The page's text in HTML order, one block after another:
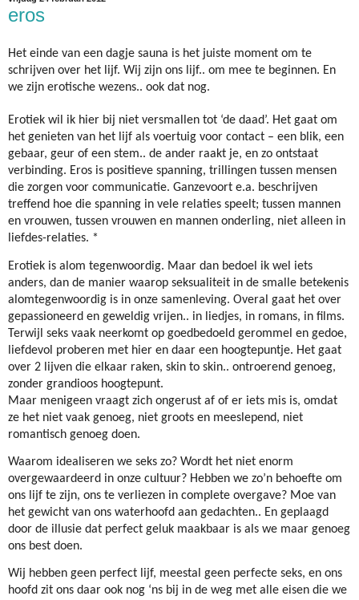
eros
Het einde van een dagje sauna is het juiste moment om te
schrijven over het lijf. Wij zijn ons lijf.. om mee te beginnen. En
we zijn erotische wezens.. ook dat nog.
Erotiek wil ik hier bij niet versmallen tot ‘de daad’. Het gaat om
het genieten van het lijf als voertuig voor contact – een blik, een
gebaar, geur of een stem.. de ander raakt je, en zo ontstaat
verbinding. Eros is positieve spanning, trillingen tussen mensen
die zorgen voor communicatie. Ganzevoort e.a. beschrijven
treffend hoe die spanning in vele relaties speelt; tussen mannen
en vrouwen, tussen vrouwen en mannen onderling, niet alleen in
liefdes-relaties. *
Erotiek is alom tegenwoordig. Maar dan bedoel ik wel iets
anders, dan de manier waarop seksualiteit in de smalle betekenis
alomtegenwoordig is in onze samenleving. Overal gaat het over
gepassioneerd en geweldig vrijen.. in liedjes, in romans, in films.
Terwijl seks vaak neerkomt op goedbedoeld gerommel en gedoe,
liefdevol proberen met hier en daar een hoogtepuntje. Het gaat
over 2 lijven die elkaar raken, skin to skin.. ontroerend genoeg,
zonder grandioos hoogtepunt.
Maar menigeen vraagt zich ongerust af of er iets mis is, omdat
ze het niet vaak genoeg, niet groots en meeslepend, niet
romantisch genoeg doen.
Waarom idealiseren we seks zo? Wordt het niet enorm
overgewaardeerd in onze cultuur? Hebben we zo’n behoefte om
ons lijf te zijn, ons te verliezen in complete overgave? Moe van
het gewicht van ons waterhoofd aan gedachten.. En geplaagd
door de illusie dat perfect geluk maakbaar is als we maar genoeg
ons best doen.
Wij hebben geen perfect lijf, meestal geen perfecte seks, en ons
hoofd zit ons daar ook nog ‘ns bij in de weg met alle eisen die we